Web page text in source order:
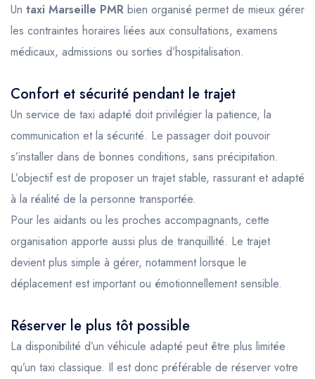
Un taxi Marseille PMR bien organisé permet de mieux gérer
les contraintes horaires liées aux consultations, examens
médicaux, admissions ou sorties d’hospitalisation.
Confort et sécurité pendant le trajet
Un service de taxi adapté doit privilégier la patience, la
communication et la sécurité. Le passager doit pouvoir
s’installer dans de bonnes conditions, sans précipitation.
L’objectif est de proposer un trajet stable, rassurant et adapté
à la réalité de la personne transportée.
Pour les aidants ou les proches accompagnants, cette
organisation apporte aussi plus de tranquillité. Le trajet
devient plus simple à gérer, notamment lorsque le
déplacement est important ou émotionnellement sensible.
Réserver le plus tôt possible
La disponibilité d’un véhicule adapté peut être plus limitée
qu’un taxi classique. Il est donc préférable de réserver votre